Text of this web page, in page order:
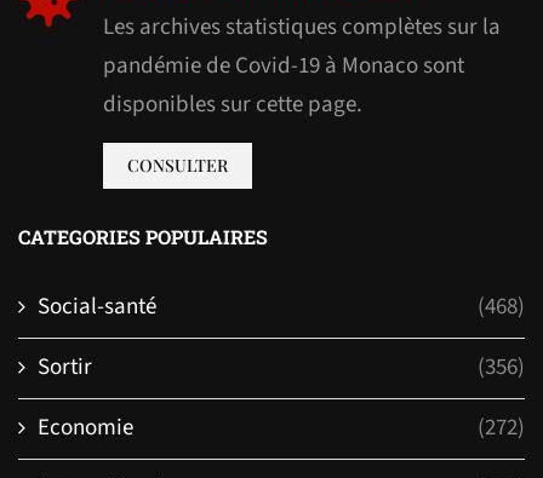
Les archives statistiques complètes sur la
pandémie de Covid-19 à Monaco sont
disponibles sur cette page.
CONSULTER
CATEGORIES POPULAIRES
Social-santé
(468)
Sortir
(356)
Economie
(272)